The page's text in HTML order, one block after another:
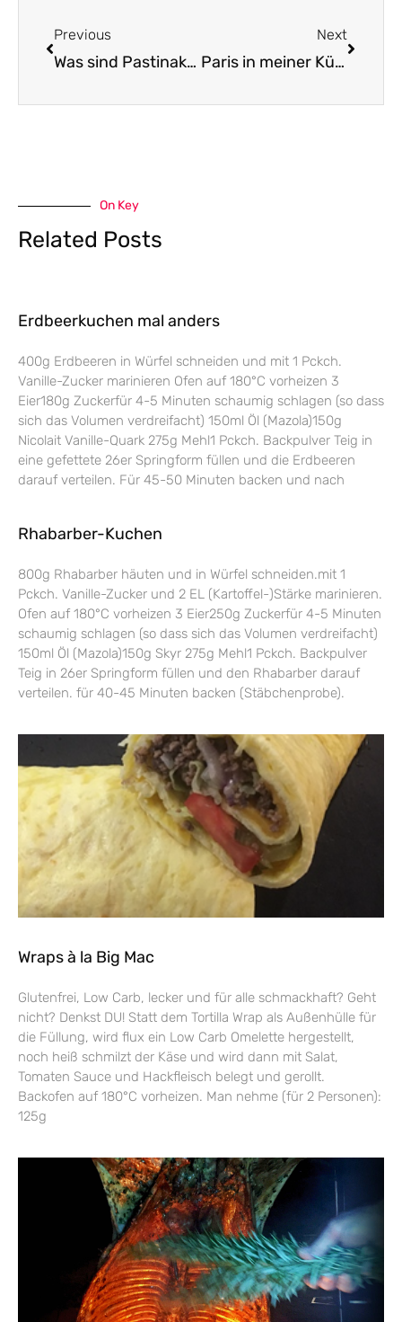
Previous
Was sind Pastinaken?
Next
Paris in meiner Küche
On Key
Related Posts
Erdbeerkuchen mal anders
400g Erdbeeren in Würfel schneiden und mit 1 Pckch.
Vanille-Zucker marinieren Ofen auf 180°C vorheizen 3
Eier180g Zuckerfür 4-5 Minuten schaumig schlagen (so dass
sich das Volumen verdreifacht) 150ml Öl (Mazola)150g
Nicolait Vanille-Quark 275g Mehl1 Pckch. Backpulver Teig in
eine gefettete 26er Springform füllen und die Erdbeeren
darauf verteilen. Für 45-50 Minuten backen und nach
Rhabarber-Kuchen
800g Rhabarber häuten und in Würfel schneiden.mit 1
Pckch. Vanille-Zucker und 2 EL (Kartoffel-)Stärke marinieren.
Ofen auf 180°C vorheizen 3 Eier250g Zuckerfür 4-5 Minuten
schaumig schlagen (so dass sich das Volumen verdreifacht)
150ml Öl (Mazola)150g Skyr 275g Mehl1 Pckch. Backpulver
Teig in 26er Springform füllen und den Rhabarber darauf
verteilen. für 40-45 Minuten backen (Stäbchenprobe).
Wraps à la Big Mac
Glutenfrei, Low Carb, lecker und für alle schmackhaft? Geht
nicht? Denkst DU! Statt dem Tortilla Wrap als Außenhülle für
die Füllung, wird flux ein Low Carb Omelette hergestellt,
noch heiß schmilzt der Käse und wird dann mit Salat,
Tomaten Sauce und Hackfleisch belegt und gerollt.
Backofen auf 180°C vorheizen. Man nehme (für 2 Personen):
125g